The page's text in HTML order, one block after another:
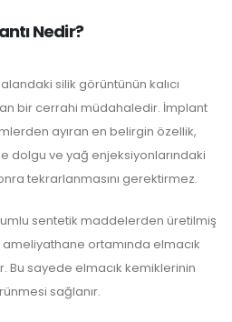
Nedir?
silik görüntünün kalıcı
bir cerrahi müdahaledir. İmplant
ayıran en belirgin özellik,
dolgu ve yağ enjeksiyonlarındaki
tekrarlanmasını gerektirmez.
sentetik maddelerden üretilmiş
ortamında elmacık
Bu sayede elmacık kemiklerinin
sağlanır.